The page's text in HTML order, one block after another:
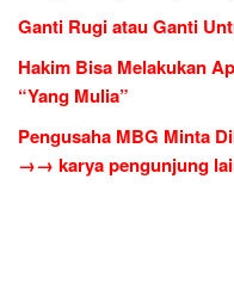
Ganti Rugi atau Ganti
Hakim Bisa Melakukan
“Yang Mulia”
Pengusaha MBG Minta
→→ karya pengunjung